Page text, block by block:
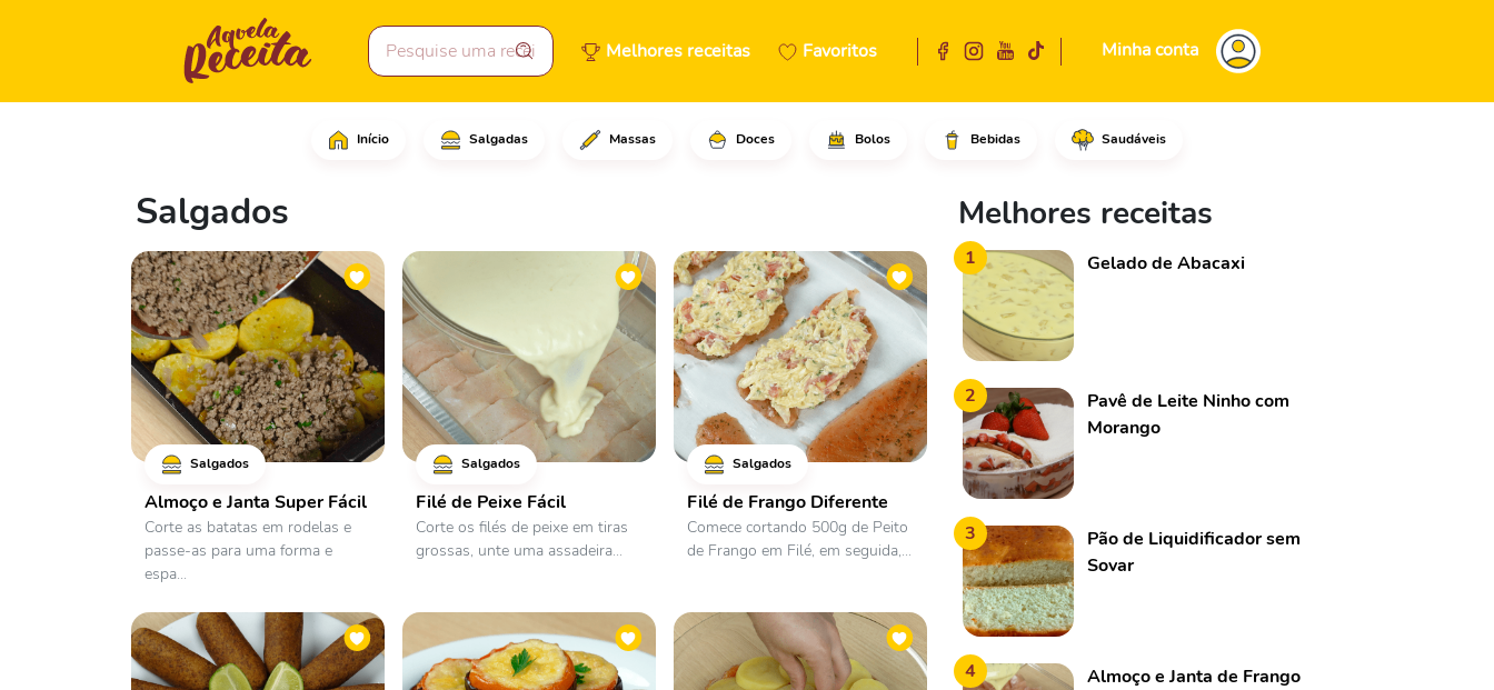
Melhores receitas Favoritos Minha conta
Início Salgadas Massas Doces Bolos Bebidas Saudáveis
Salgados
Salgados
Almoço e Janta Super Fácil
Corte as batatas em rodelas e
passe-as para uma forma e
espa...
Salgados
Filé de Peixe Fácil
Corte os filés de peixe em tiras
grossas, unte uma assadeira...
Salgados
Filé de Frango Diferente
Comece cortando 500g de Peito
de Frango em Filé, em seguida,...
Melhores receitas
1 Gelado de Abacaxi
2
Pavê de Leite Ninho com
Morango
3
Pão de Liquidificador sem
Sovar
4
Almoço e Janta de Frango